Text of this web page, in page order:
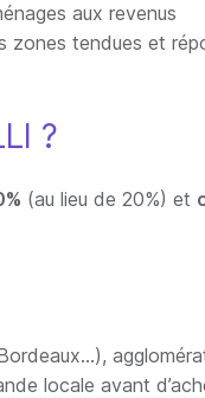
aux revenus
zones tendues et
?
(au lieu de 20%) et
locale avant